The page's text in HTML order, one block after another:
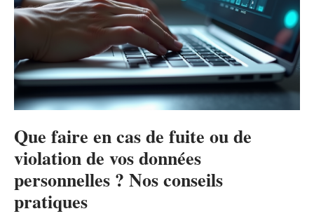
Que faire en cas de fuite ou de
violation de vos données
personnelles ? Nos conseils
pratiques